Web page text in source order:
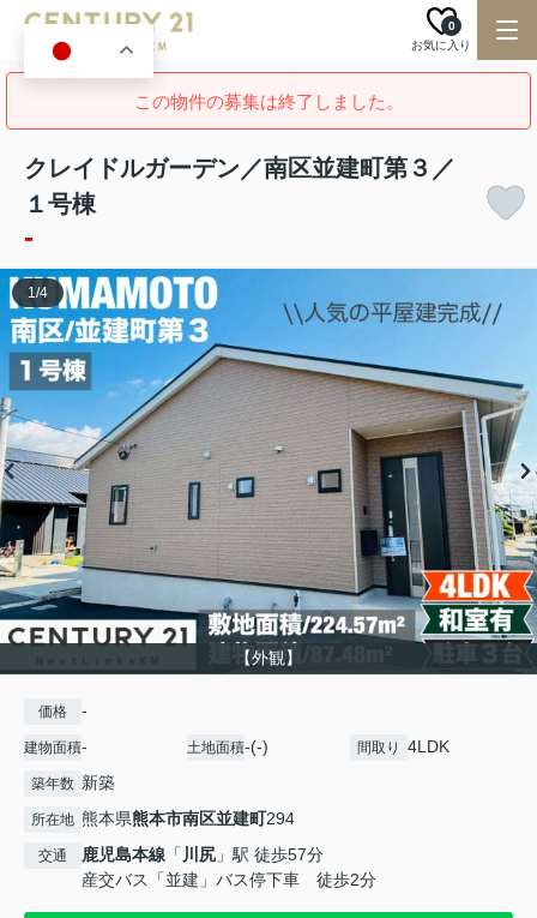
お気に入り
0
この物件の募集は終了しました。
クレイドルガーデン／南区並建町第３／
１号棟
-
【外観】
1/4
価格 -
建物面積- 土地面積-(-) 間取り 4LDK
築年数 新築
所在地 熊本県熊本市南区並建町294
交通 鹿児島本線 「 川尻 」駅 徒歩57分
産交バス「並建」バス停下車 徒歩2分